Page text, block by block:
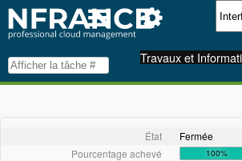
Travaux et
État
Fermée
Pourcentage achevé
100%